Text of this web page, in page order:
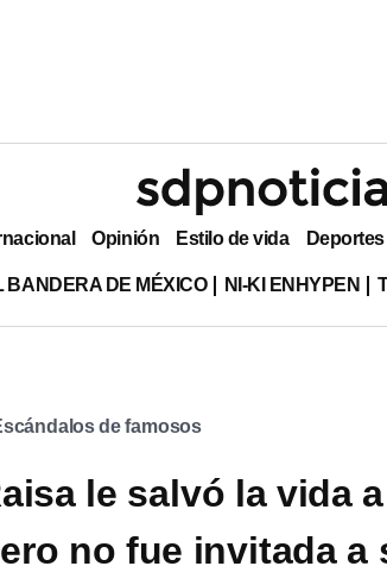
Opinión Estilo de vida Deportes
BANDERA DE MÉXICO NI-KI ENHYPEN
de famosos
le salvó la vida
no fue invitada a